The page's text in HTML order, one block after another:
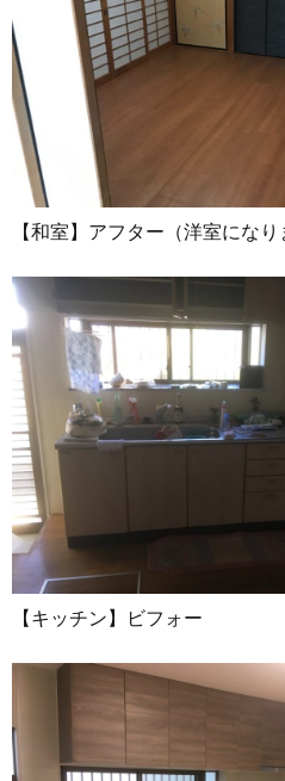
【和室】アフター（洋室になり
【キッチン】ビフォー